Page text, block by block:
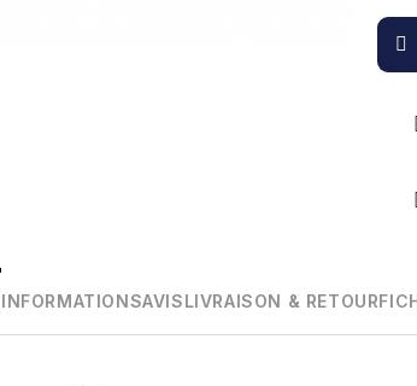
INFORMATIONSAVISLIVRAISON & RETOUR